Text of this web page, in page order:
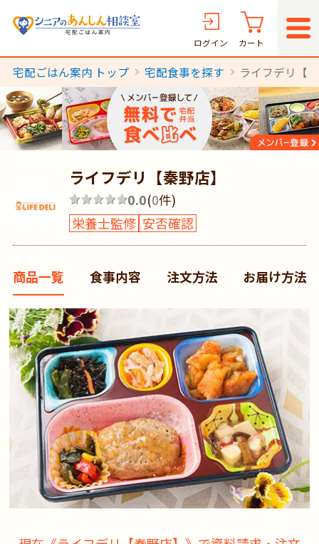
ログイン カート
宅配ごはん案内 トップ 宅配食事を探す ライフデリ【
ライフデリ【秦野店】
0.0(0件)
栄養士監修 安否確認
商品一覧 食事内容 注文方法 お届け方法